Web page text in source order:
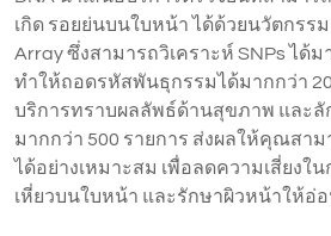
เกิด รอยย่นบนใบหน้า ได้ด้วยนวัตกรรม
Array ซึ่งสามารถวิเคราะห์ SNPs ได้
ทำให้ถอดรหัสพันธุกรรมได้มากกว่า
บริการทราบผลลัพธ์ด้านสุขภาพ และ
มากกว่า 500 รายการ ส่งผลให้คุณสา
ได้อย่างเหมาะสม เพื่อลดความเสี่ยงใ
เหี่ยวบนใบหน้า และรักษาผิวหน้าให้อ่